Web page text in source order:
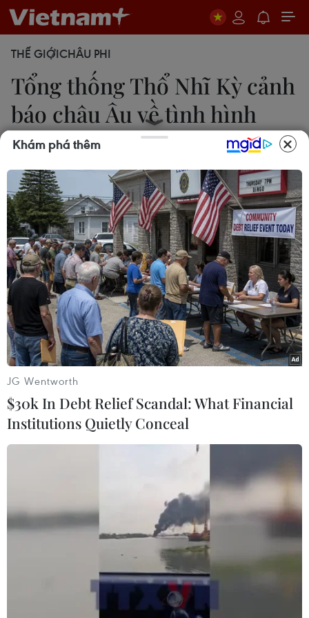
THẾ GIỚICHÂU PHI
Tổng thống Thổ Nhĩ Kỳ cảnh
báo châu Âu về tình hình
Libya
Thanh Phương
18/01/2020 12:27
Tổng thống Thổ Nhĩ Kỳ cảnh báo châu Âu sẽ phải
đối mặt một loạt vấn đề và những mối đe dọa mới
từ các tổ chức khủng bố nếu Chính phủ Đoàn kết
dân tộc (GNA) của Libya sụp đổ.
Tổng thống Thổ Nhĩ Kỳ Recep Tayyip Erdogan. (Ảnh:
AFP/TTXVN)
Tổng thống Thổ Nhĩ Kỳ Recep Tayyip Erdogan
ngày 18/1 đã cảnh báo rằng châu Âu có thể sẽ
phải đương đầu với những mối đe dọa mới từ
Khám phá thêm
JG Wentworth
$30k In Debt Relief Scandal: What Financial
Institutions Quietly Conceal